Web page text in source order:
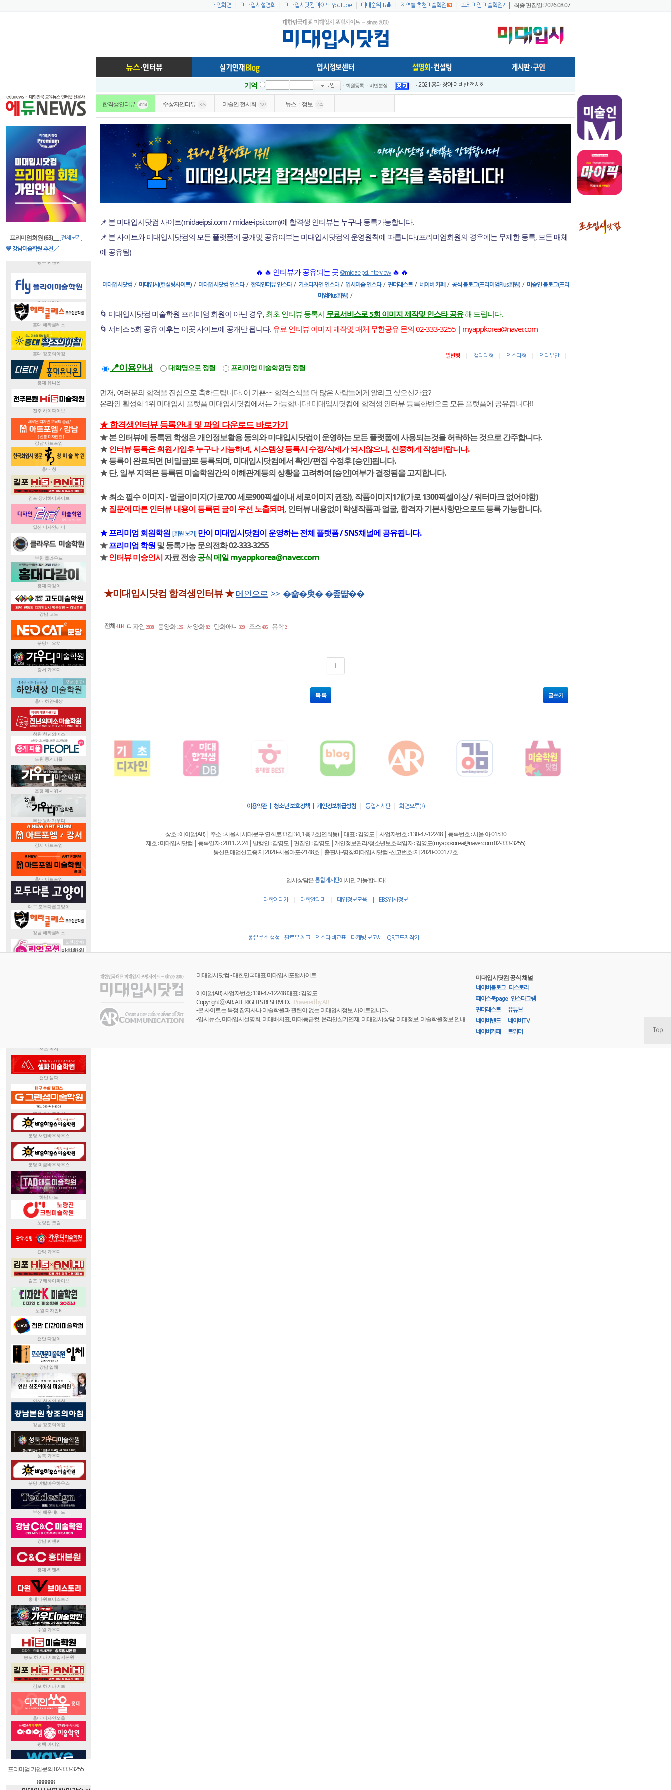
프리미엄회원 (63)___
[전체보기]
💙 강남미술학원 추천↗
프리미엄 가입문의 02-333-3255
888888
메인화면 | 미대입시설명회 | 미대입시닷컴 마이픽 Youtube | 미대순위 Talk | 지역별 추천미술학원 | 프리미엄 미술학원? | 최종 편집일: 2026.08.07
기억 ㆍ회원등록 ㆍ비번분실
이지링팔레트 - 미술학원,실기대회장, 작업실 등의 공간에서 효율적으로 사용가능하게..
2021 홍대앞 입시미술 실기대전 A+ 우수작 발표 - 홍대지구 입시미술학원연합회
2021 홍대앞 입시미술 실기대전 입시반 예비반 주제발표 - 홍대지구 입시미술학원연합..
2021 전국입시미술 실기대전 - 전국 연합시험 교수평가 현장 짧은 영상 보기 - 순차적..
2021 전국입시미술실기대전 [입시반, 예비반 주제 발표] -전국연합시험 미술교육협의회..
인스타 리스트
2023 홍대지구 연합시험1
미대입시닷컴 프리미엄 회원 가이드1 - 포스팅 원고
미대배치표 2022 미대정시배치표 백분위 미대수능 등급컷 다운로드 안내
2021 홍대 창아 예비반 전시회
합격생인터뷰 4114 수상자인터뷰 325 미술인 전시회 127 뉴스ㆍ정보 224
📌 본 미대입시닷컴 사이트(midaeipsi.com / midae-ipsi.com)에 합격생 인터뷰는 누구나 등록가능합니다.
📌 본 사이트와 미대입시닷컴의 모든 플랫폼에 공개및 공유여부는 미대입시닷컴의 운영원칙에 따릅니다.(프리미엄회원의 경우에는 무제한 등록, 모든 매체
에 공유됨)
🔥 🔥 인터뷰가 공유되는 곳 @midaeipsi.interview🔥 🔥
미대입시닷컴/ 미대입시(컨설팅사이트)/ 미대입시닷컴 인스타/ 합격인터뷰 인스타/ 기초디자인 인스타/ 입시미술 인스타/ 핀터레스트/ 네이버 카페 / 공식 블로그(프리미엄Plus회원)/ 미술인 블로그(프리
미엄Plus회원)/
🌀 미대입시닷컴 미술학원 프리미엄 회원이 아닌 경우, 최초 인터뷰 등록시 무료서비스로 5회 이미지 제작및 인스타 공유해 드립니다.
🌀 서비스 5회 공유 이후는 이곳 사이트에 공개만 됩니다. 유료 인터뷰 이미지 제작및 매체 무한공유 문의 02-333-3255 | myappkorea@naver.com
일반형 | 갤러리형 | 인스타형 | 인터뷰만|
📍이용안내 대학명으로 정렬 프리미엄 미술학원명 정렬
먼저, 여러분의 합격을 진심으로 축하드립니다. 이 기쁜~~ 합격소식을 더 많은 사람들에게 알리고 싶으신가요?
온라인 활성화 1위 미대입시 플랫폼 미대입시닷컴에서는 가능합니다! 미대입시닷컴에 합격생 인터뷰 등록한번으로 모든 플랫폼에 공유됩니다!!
★ 합격생인터뷰 등록안내 및 파일 다운로드 바로가기
★ 본 인터뷰에 등록된 학생은 개인정보활용 동의와 미대입시닷컴이 운영하는 모든 플랫폼에 사용되는것을 허락하는 것으로 간주합니다.
★인터뷰 등록은 회원가입후 누구나 가능하며, 시스템상 등록시 수정/삭제가 되지않으니, 신중하게 작성바랍니다.
★ 등록이 완료되면 [비밀글]로 등록되며, 미대입시닷컴에서 확인/편집 수정후 [승인]됩니다.
★ 단, 일부 지역은 등록된 미술학원간의 이해관계등의 상황을 고려하여 [승인]여부가 결정됨을 고지합니다.
★ 최소 필수 이미지 - 얼굴이미지(가로700 세로900픽셀이내 세로이미지 권장), 작품이미지1개(가로 1300픽셀이상 / 워터마크 없어야함)
★질문에 따른 인터뷰 내용이 등록된 글이 우선 노출되며,인터뷰 내용없이 학생작품과 얼굴, 합격자 기본사항만으로도 등록 가능합니다.
★ 프리미엄 회원학원 [회원 보기]
만이 미대입시닷컴이 운영하는 전체 플랫폼 / SNS채널에 공유됩니다.
★프리미엄 학원및 등록가능 문의전화 02-333-3255
★인터뷰 미승인시자료 전송공식 메일myappkorea@naver.com
★미대입시닷컴 합격생인터뷰 ★메인으로 >> �숇�臾� �좊땲��
전체 4114 디자인 2838 동양화 126 서양화82 만화애니 320 조소 405 유학2
1
목 록 글쓰기
이용약관 | 청소년 보호정책 | 개인정보취급방침| 등업게시판| 화면오류(?)
상호 : 에이알(AR) | 주소 : 서울시 서대문구 연희로33길 34, 1층 2호(연희동) | 대표 : 김영도 | 사업자번호 : 130-47-12248 | 등록번호 : 서울 아 01530
제호 : 미대입시닷컴 | 등록일자 : 2011. 2. 24 | 발행인 : 김영도 | 편집인 : 김영도 | 개인정보관리/청소년보호책임자 : 김영도(myappkorea@naver.com 02-333-3255)
통신판매업신고증 제 2020-서울마포-2148호 | 출판사 -명칭:미대입시닷컴 -신고번호: 제 2020-000172호
입시상담은통합게시판에서만 가능합니다!
대학어디가| 대학알리미 | 대입정보모음| EBS입시정보
짧은주소 생성 팔로우 체크 인스타 비교표 마케팅 보고서 QR코드제작기
미대입시닷컴 - 대한민국대표 미대입시포털사이트
에이알(AR) 사업자번호: 130-47-12248 대표 : 김영도
Copyright ⓒ AR. ALL RIGHTS RESERVED. Powered by AR
-본 사이트는 특정 잡지사나 미술학원과 관련이 없는 미대입시정보 사이트입니다.
-입시뉴스, 미대입시설명회, 미대배치표, 미대등급컷, 온라인실기연재, 미대입시상담, 미대정보, 미술학원정보 안내
미대입시닷컴 공식 채널
네이버블로그 티스토리
페이스북page 인스타그램
핀터레스트
유튜브
네이버밴드
네이버TV
네이버카페
트위터